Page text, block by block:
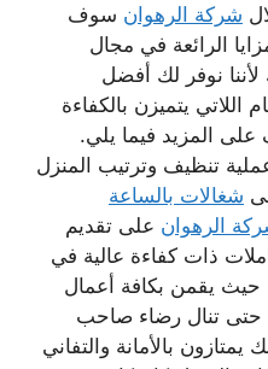
شركة الرهوان سوف
الرائعة في مجال
نوفر لك أفضل
اللاتي يتميزن بالكفاءة
على المزيد فيما يلي.
تنظيف وترتيب المنزل
شغالات بالساعة
الرهوان على تقديم
ذات كفاءة عالية في
حيث يقمن بكافة أعمال
حتى تنال رضاء صاحب
بالأمانة والتفاني